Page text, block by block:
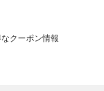
クーポン情報